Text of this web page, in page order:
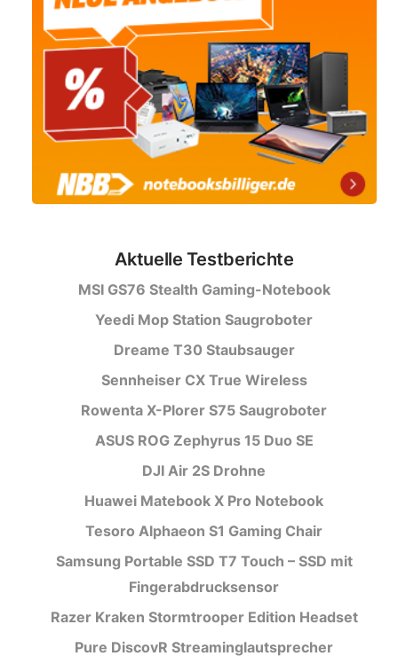
Aktuelle Testberichte
MSI GS76 Stealth Gaming-Notebook
Yeedi Mop Station Saugroboter
Dreame T30 Staubsauger
Sennheiser CX True Wireless
Rowenta X-Plorer S75 Saugroboter
ASUS ROG Zephyrus 15 Duo SE
DJI Air 2S Drohne
Huawei Matebook X Pro Notebook
Tesoro Alphaeon S1 Gaming Chair
Samsung Portable SSD T7 Touch – SSD mit
Fingerabdrucksensor
Razer Kraken Stormtrooper Edition Headset
Pure DiscovR Streaminglautsprecher